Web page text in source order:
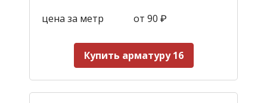
цена за метр от 90 ₽
Купить арматуру 16